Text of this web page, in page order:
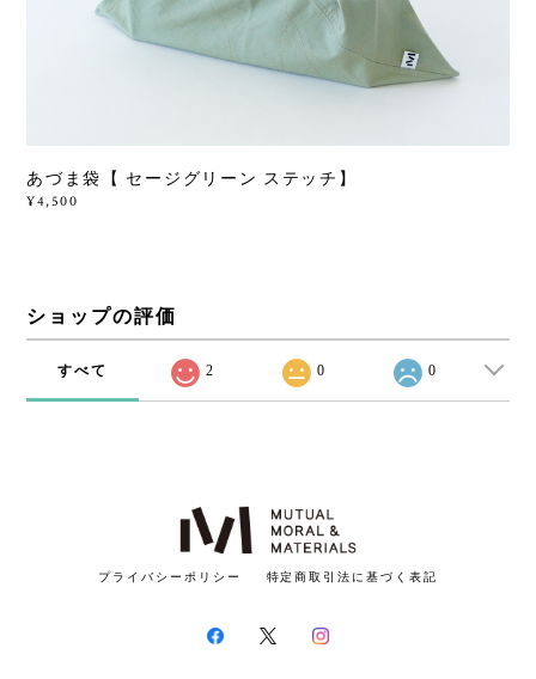
あづま袋【 セージグリーン ステッチ】
¥4,500
ショップの評価
すべて 2 0 0
プライバシーポリシー 特定商取引法に基づく表記